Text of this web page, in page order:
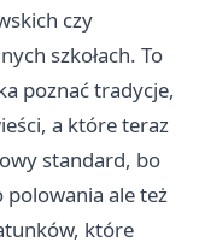
czy
szkołach. To
poznać tradycje,
a które teraz
standard, bo
polowania ale też
które